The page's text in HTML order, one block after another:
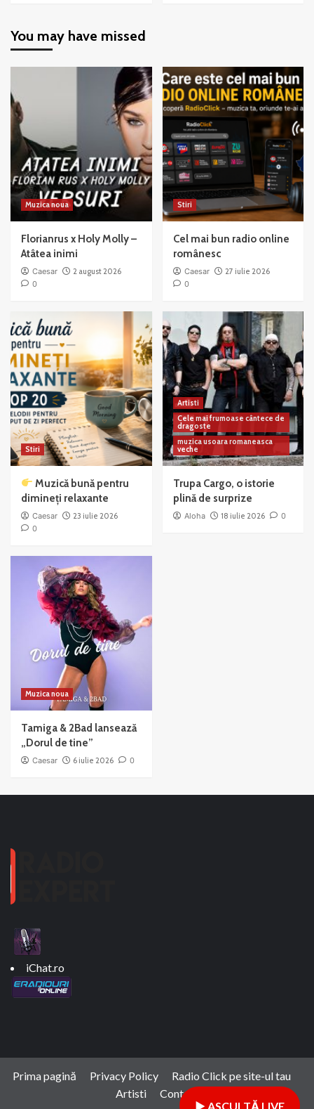
–
Jazz
You may have missed
Muzica noua
Florianrus x Holy Molly –
Atâtea inimi
Caesar
2 august 2026
0
Stiri
Cel mai bun radio online
românesc
Caesar
27 iulie 2026
0
Stiri
Muzică bună pentru
dimineți relaxante
Caesar
23 iulie 2026
0
Artisti
Cele mai frumoase cântece de
dragoste
muzica usoara romaneasca
veche
Trupa Cargo, o istorie
plină de surprize
Aloha 18 iulie 2026 0
Muzica noua
Tamiga & 2Bad lansează
„Dorul de tine”
Caesar 6 iulie 2026 0
▶ ASCULTĂ LIVE
iChat.ro
Prima pagină Privacy Policy
Radio Click pe site-ul tau
Artisti
Contact